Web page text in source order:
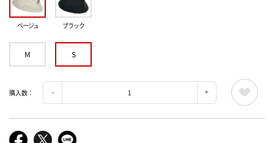
ベージュ ブラック
M S
購入数：